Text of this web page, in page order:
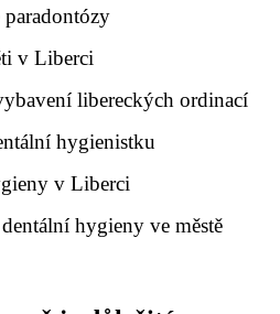
paradontózy
v Liberci
libereckých ordinací
hygienistku
v Liberci
hygieny ve městě